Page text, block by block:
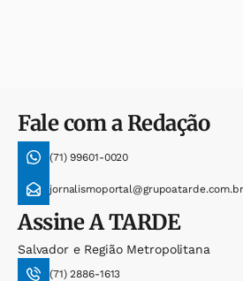
Fale com a Redação
(71) 99601-0020
jornalismoportal@grupoatarde.com.br
AssineA TARDE
Salvador e Região Metropolitana
(71) 2886-1613